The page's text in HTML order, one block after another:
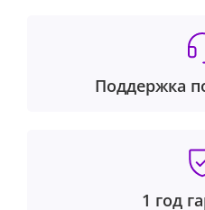
Поддержка
1 год